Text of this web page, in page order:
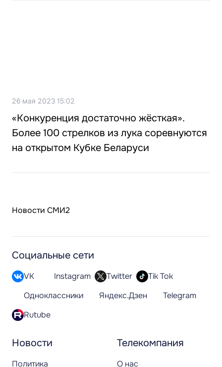
26 мая 2023 15:02
«Конкуренция достаточно жёсткая».
Более 100 стрелков из лука соревнуются
на открытом Кубке Беларуси
Новости СМИ2
Новости
Политика
Телекомпания
О нас
Социальные сети
VK Instagram Twitter
Tik Tok
Одноклассники
Яндекс.Дзен
Telegram
Rutube